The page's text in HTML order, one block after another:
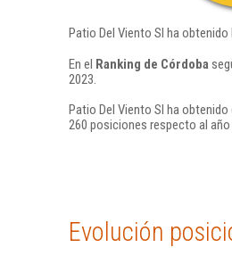
Patio Del Viento Sl ha
En el Ranking de Córdoba
2023.
Patio Del Viento Sl ha
260 posiciones respecto al año
Evolución